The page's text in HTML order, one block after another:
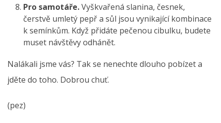
Pro samotáře.Vyškvařená slanina, česnek,
čerstvě umletý pepř a sůl jsou vynikající kombinace
k semínkům. Když přidáte pečenou cibulku, budete
muset návštěvy odhánět.
Nalákali jsme vás? Tak se nenechte dlouho pobízet a
jděte do toho. Dobrou chuť.
(pez)